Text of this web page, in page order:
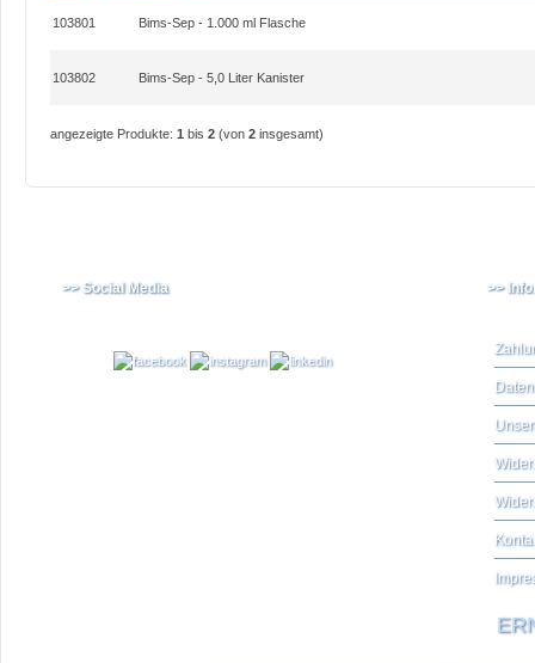
103801 Bims-Sep - 1.000 ml Flasche
103802 Bims-Sep - 5,0 Liter Kanister
angezeigte Produkte: 1 bis 2 (von 2 insgesamt)
>> Social Media >>